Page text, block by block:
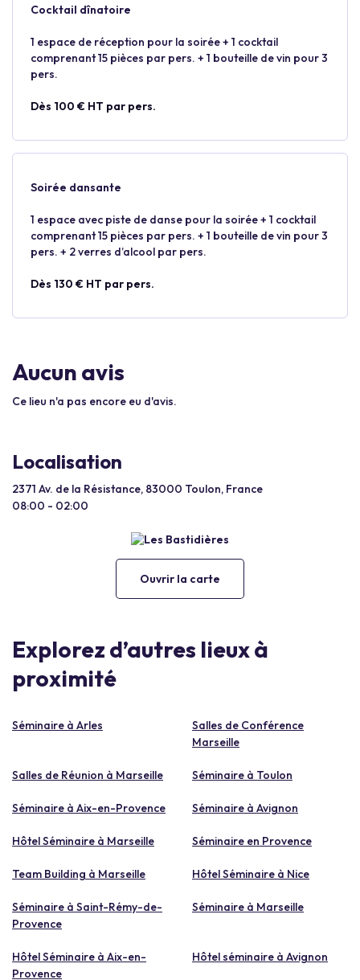
Cocktail dînatoire
1 espace de réception pour la soirée + 1 cocktail
comprenant 15 pièces par pers. + 1 bouteille de vin pour 3
pers.
Dès 100 € HT par pers.
Soirée dansante
1 espace avec piste de danse pour la soirée + 1 cocktail
comprenant 15 pièces par pers. + 1 bouteille de vin pour 3
pers. + 2 verres d’alcool par pers.
Dès 130 € HT par pers.
Aucun avis
Ce lieu n'a pas encore eu d'avis.
Localisation
2371 Av. de la Résistance, 83000 Toulon, France
08:00 - 02:00
Ouvrir la carte
Explorez d’autres lieux à
proximité
Séminaire à Arles
Salles de Conférence
Marseille
Salles de Réunion à Marseille Séminaire à Toulon
Séminaire à Aix-en-Provence Séminaire à Avignon
Hôtel Séminaire à Marseille Séminaire en Provence
Team Building à Marseille Hôtel Séminaire à Nice
Séminaire à Saint-Rémy-de-
Provence
Séminaire à Marseille
Hôtel Séminaire à Aix-en-
Provence
Hôtel séminaire à Avignon